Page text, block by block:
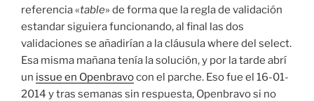
referencia «table» de forma que la regla de validación
estandar siguiera funcionando, al final las dos
validaciones se añadirían a la cláusula where del select.
Esa misma mañana tenía la solución, y por la tarde abrí
un issue en Openbravocon el parche. Eso fue el 16-01-
2014 y tras semanas sin respuesta, Openbravo si no